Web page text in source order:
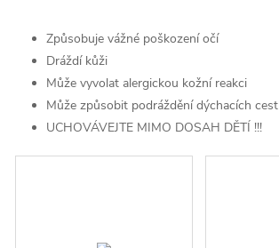
Způsobuje vážné poškození očí
Dráždí kůži
Může vyvolat alergickou kožní reakci
Může způsobit podráždění dýchacích cest
UCHOVÁVEJTE MIMO DOSAH DĚTÍ !!!